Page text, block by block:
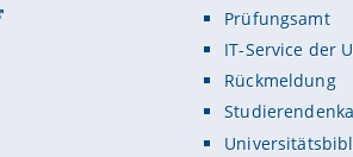
Prüfungsamt
IT-Service der
Rückmeldung